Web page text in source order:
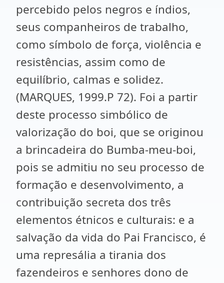
percebido pelos negros e índios,
seus companheiros de trabalho,
como símbolo de força, violência e
resistências, assim como de
equilíbrio, calmas e solidez.
(MARQUES, 1999.P 72). Foi a partir
deste processo simbólico de
valorização do boi, que se originou
a brincadeira do Bumba-meu-boi,
pois se admitiu no seu processo de
formação e desenvolvimento, a
contribuição secreta dos três
elementos étnicos e culturais: e a
salvação da vida do Pai Francisco, é
uma represália a tirania dos
fazendeiros e senhores dono de